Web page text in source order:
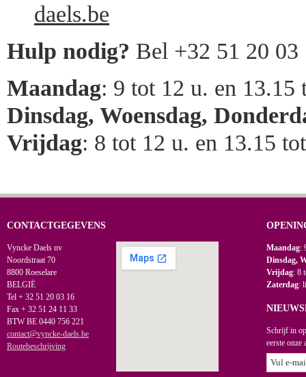
daels.be
Hulp nodig? Bel +32 51 20 03
Maandag: 9 tot 12 u. en 13.15
Dinsdag, Woensdag,
Vrijdag: 8 tot 12 u. en 13.15
CONTACTGEGEVENS
Vyncke Daels nv
Noordstraat 70
8800 Roeselare
BELGIË
Tel + 32 51 20 03 16
Fax + 32 51 24 11 33
BTW BE 0440 756 221
contact@vyncke-daels.be
Routebeschrijving
Maandag:
Dinsdag,
Vrijdag: 8
Zaterdag:
Schrijf in
eerste onze